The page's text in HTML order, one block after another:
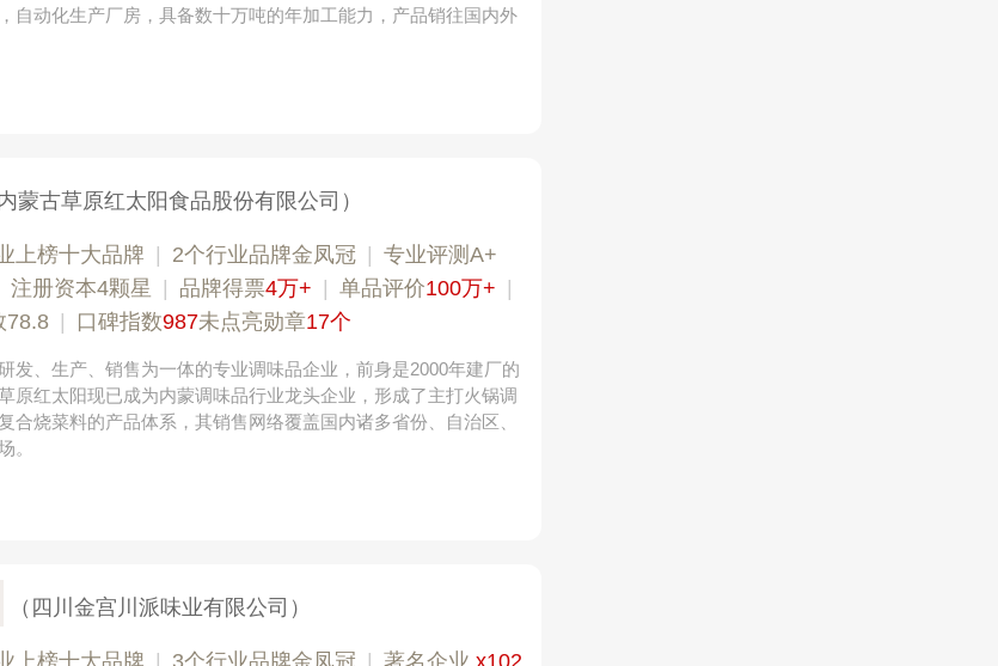
自动化生产厂房，具备数十万吨的年加工能力，产品销往国内外
内蒙古草原红太阳食品股份有限公司）
上榜十大品牌 2个行业品牌金凤冠
专业评测A+
注册资本4颗星 品牌得票4万+ 单品评价100万+
78.8 口碑指数987未点亮勋章17个
发、生产、销售为一体的专业调味品企业，前身是2000年建厂的
原红太阳现已成为内蒙调味品行业龙头企业，形成了主打火锅调
合烧菜料的产品体系，其销售网络覆盖国内诸多省份、自治区、
。
（四川金宫川派味业有限公司）
上榜十大品牌 3个行业品牌金凤冠 著名企业 x102